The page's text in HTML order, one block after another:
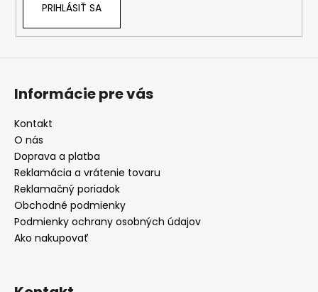
PRIHLÁSIŤ SA
Informácie pre vás
Kontakt
O nás
Doprava a platba
Reklamácia a vrátenie tovaru
Reklamačný poriadok
Obchodné podmienky
Podmienky ochrany osobných údajov
Ako nakupovať